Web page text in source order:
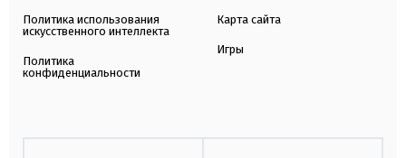
Политика использования
искусственного интеллекта
Политика
конфиденциальности
Карта сайта
Игры